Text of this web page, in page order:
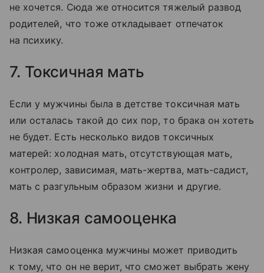
не хочется. Сюда же относится тяжелый развод
родителей, что тоже откладывает отпечаток
на психику.
7. Токсичная мать
Если у мужчины была в детстве токсичная мать
или осталась такой до сих пор, то брака он хотеть
не будет. Есть несколько видов токсичных
матерей: холодная мать, отсутствующая мать,
контролер, зависимая, мать-жертва, мать-садист,
мать с разгульным образом жизни и другие.
8. Низкая самооценка
Низкая самооценка мужчины может приводить
к тому, что он не верит, что сможет выбрать жену